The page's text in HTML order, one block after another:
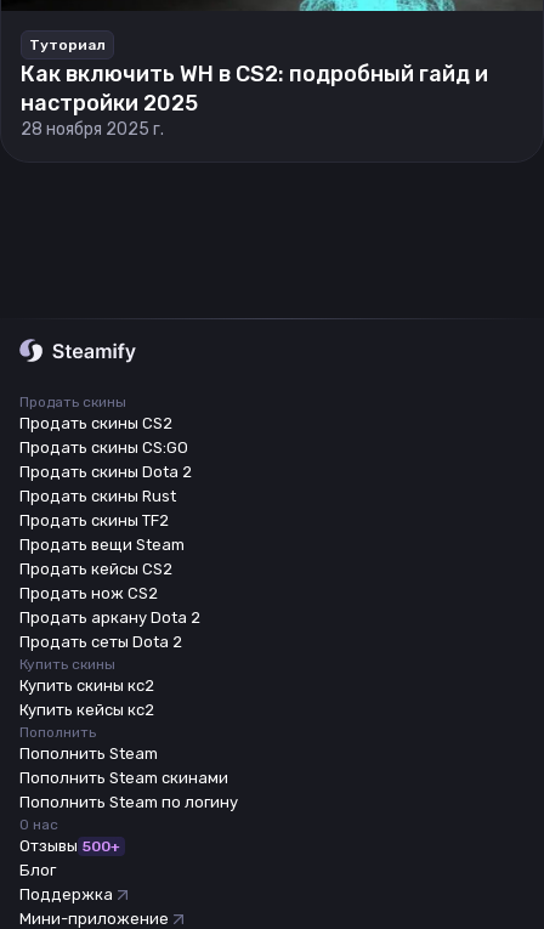
Туториал
Как включить WH в CS2: подробный гайд и
настройки 2025
28 ноября 2025 г.
Продать скины
Продать скины CS2
Продать скины CS:GO
Продать скины Dota 2
Продать скины Rust
Продать скины TF2
Продать вещи Steam
Продать кейсы CS2
Продать нож CS2
Продать аркану Dota 2
Продать сеты Dota 2
Купить скины
Купить скины кс2
Купить кейсы кс2
Пополнить
Пополнить Steam
Пополнить Steam скинами
Пополнить Steam по логину
О нас
Отзывы 500+
Блог
Поддержка
Мини-приложение